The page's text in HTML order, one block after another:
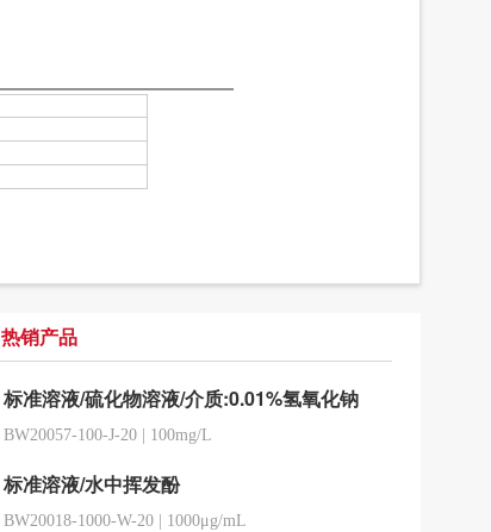
热销产品
标准溶液/硫化物溶液/介质:0.01%氢氧化钠
BW20057-100-J-20 100mg/L
标准溶液/水中挥发酚
BW20018-1000-W-20 1000μg/mL